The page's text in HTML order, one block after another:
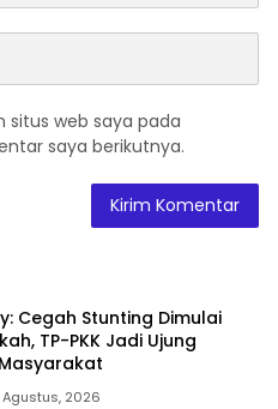
situs web saya pada
saya berikutnya.
Cegah Stunting Dimulai
TP-PKK Jadi Ujung
Agustus, 2026